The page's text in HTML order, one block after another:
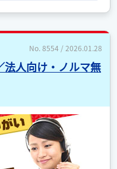
No. 8554 / 2026.01.28
人向け・ノルマ無